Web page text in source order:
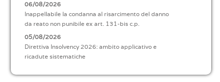
06/08/2026
Inappellabile la condanna al risarcimento del danno
da reato non punibile ex art. 131-bis c.p.
05/08/2026
Direttiva Insolvency 2026: ambito applicativo e
ricadute sistematiche